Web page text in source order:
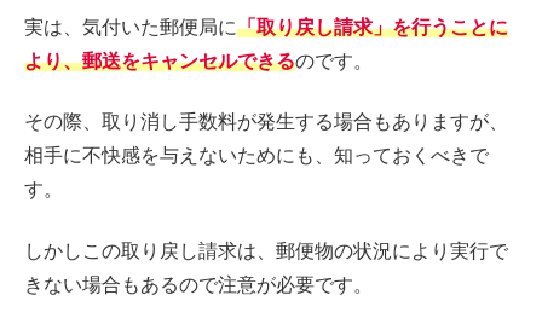
実は、気付いた郵便局に「取り戻し請求」を行うことに
より、郵送をキャンセルできるのです。
その際、取り消し手数料が発生する場合もありますが、
相手に不快感を与えないためにも、知っておくべきで
す。
しかしこの取り戻し請求は、郵便物の状況により実行で
きない場合もあるので注意が必要です。